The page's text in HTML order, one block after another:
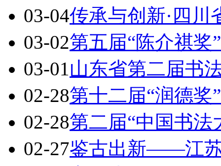
03-04传承与创新·四
03-02第五届“陈介祺
03-01山东省第二届书
02-28第十二届“润德
02-28第二届“中国书
02-27鉴古出新——江